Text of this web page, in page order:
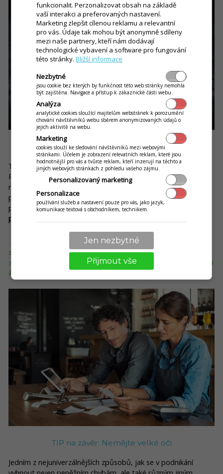
4. Ignorování finančního plánu
Tato začátečnická chyba velmi úzce souvisí s tou předchozí.
Právě ignorováním finančního plánu, případně jeho
nesestavením, můžete velmi rychle sklouznout do finančních
problémů. Předtím, než se vrhnete do gastro byznysu, si
proto pečlivěsestavte odhad výdajů a příjmů alespoň na
první rok podnikání
Náš tip:
Pokud si na něco podobného netroufáte, nestyďte
se poprosit o pomoc vaše zkušenější známé z příbuzných
sektorů. V případě, že pro ně nebudete představovat přímou
konkurenci, vám jistě rádi pomohou.
TIP na závěr: Nemějte velké oči
Jedním z nejuniverzálnějších způsobů, jak se v podnikání
funkcionalit. Perzonalizovat obsah na základě
vaší interakci a preferovaných nastavení.
Marketing zlepšit cílenou reklamu a relevantní
pro vás. Údaje tak mohou být anonymně sdíleny
mezi naše partnery, kteří nám dodávají
technologické vybavení a software pro fungování
této stránky.Bližší informace
Nezbytné
jsou cookie bez kterých by funkčnost této web stránky nemohla
být zajištěna. Navigace a přístup k zákaznické části webu.
Analýza
analytické cookies sloužící majitelům webstránek k porozumění
chování návštěvníků webu sběrem anonymizovaných údajů o
jejich aktivitě na webu.
Marketing
cookies slouží ke sledování návštěvníků mezi webovými
stránkami. Účelem je zobrazení relevatních reklam, které jsou
hodnotnější pro vás a tvůrce reklam, kteří inzerují na těchto a
jiných webových stránkách z pohledu vašeho zájmu.
Personalizovaný marketing
Personalizace
používání služeb a nastavení pouze pro vás, jako jazyk,
komunikace textová s obchodníkem, technikem.
Jen nezbytné
Přijmout vše